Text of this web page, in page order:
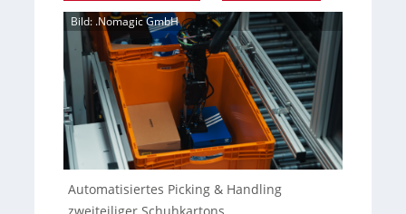
Bild: .Nomagic GmbH
Automatisiertes Picking & Handling